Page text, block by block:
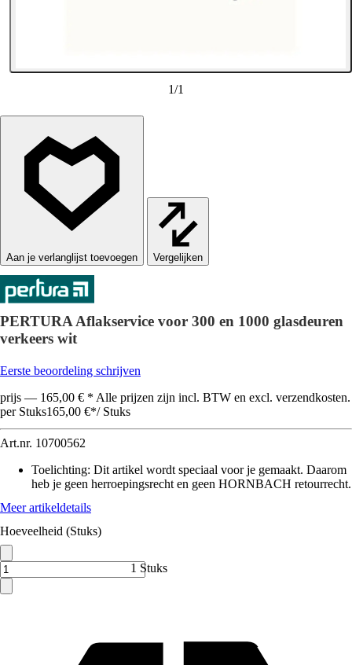
1/1
Vergelijken
PERTURA Aflakservice voor 300 en 1000 glasdeuren
verkeers wit
Eerste beoordeling schrijven
prijs — 165,00 € * Alle prijzen zijn incl. BTW en excl. verzendkosten.
per Stuks165,00 €*/ Stuks
Art.nr. 10700562
Toelichting: Dit artikel wordt speciaal voor je gemaakt. Daarom
heb je geen herroepingsrecht en geen HORNBACH retourrecht.
Meer artikeldetails
Hoeveelheid (Stuks)
1 Stuks